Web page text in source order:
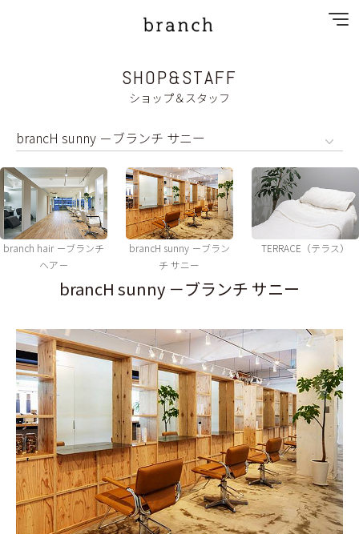
MENU
SHOP&STAFF
PRIVACY POLICY
GALLERY
RECRUIT
BLOG
SHOP&STAFF
ショップ＆スタッフ
branch hair －ブランチ
ヘア－
brancH sunny －ブラン
チ サニー
TERRACE（テラス）
brancH sunny －ブランチ サニー